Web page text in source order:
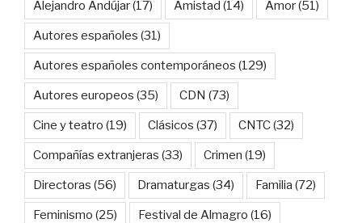
Alejandro Andújar(17) Amistad (14) Amor(51)
Autores españoles (31)
Autores españoles contemporáneos (129)
Autores europeos (35) CDN (73)
Cine y teatro (19) Clásicos (37) CNTC(32)
Compañías extranjeras (33) Crimen (19)
Directoras (56) Dramaturgas (34) Familia (72)
Feminismo (25) Festival de Almagro (16)